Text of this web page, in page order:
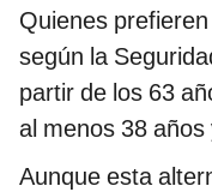
Quienes
según la
partir de los 63
al menos 38
Aunque esta